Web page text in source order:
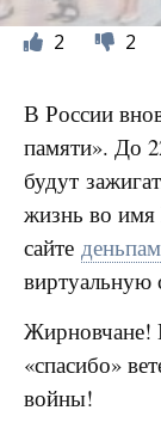
2 2
В России
памяти». До
будут
жизнь во
сайте
виртуальную
Жирновчане!
«спасибо»
войны!